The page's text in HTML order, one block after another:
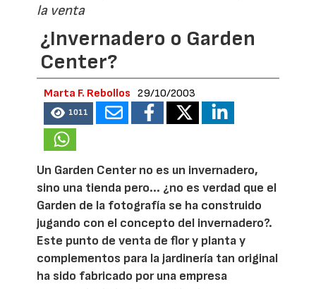
la venta
¿Invernadero o Garden
Center?
Marta F. Rebollos 29/10/2003
1011
Un Garden Center no es un invernadero,
sino una tienda pero... ¿no es verdad que el
Garden de la fotografía se ha construido
jugando con el concepto del invernadero?.
Este punto de venta de flor y planta y
complementos para la jardinería tan original
ha sido fabricado por una empresa